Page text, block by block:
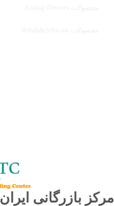
محصولات Analog Devices
محصولات Rohde&Schwarz
مرکز بازرگانی ایران